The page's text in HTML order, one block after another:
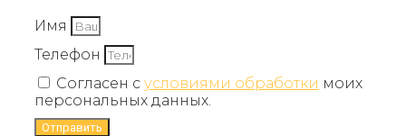
Имя
Телефон
Согласен с условиями обработки моих
персональных данных.
Отправить